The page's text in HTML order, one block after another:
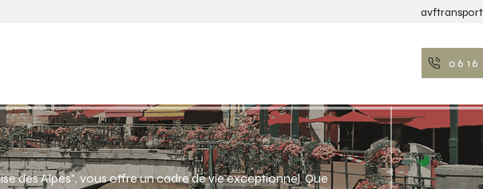
06 16
des Alpes", vous offre un cadre de vie exceptionnel. Que